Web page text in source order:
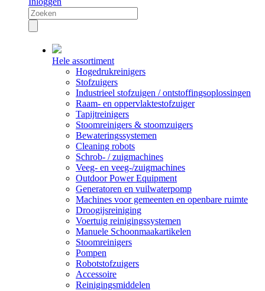
Hele assortiment
Hogedrukreinigers
Stofzuigers
Industrieel stofzuigen / ontstoffingsoplossingen
Raam- en oppervlaktestofzuiger
Tapijtreinigers
Stoomreinigers & stoomzuigers
Bewateringssystemen
Cleaning robots
Schrob- / zuigmachines
Veeg- en veeg-/zuigmachines
Outdoor Power Equipment
Generatoren en vuilwaterpomp
Machines voor gemeenten en openbare ruimte
Droogijsreiniging
Voertuig reinigingssystemen
Manuele Schoonmaakartikelen
Stoomreinigers
Pompen
Robotstofzuigers
Accessoire
Reinigingsmiddelen